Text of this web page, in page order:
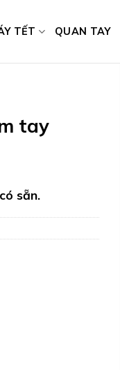
TẾT QUAN TAY
tay
sẵn.